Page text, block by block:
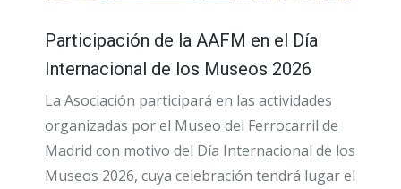
Participación de la AAFM en el Día
Internacional de los Museos 2026
La Asociación participará en las actividades
organizadas por el Museo del Ferrocarril de
Madrid con motivo del Día Internacional de los
Museos 2026, cuya celebración tendrá lugar el